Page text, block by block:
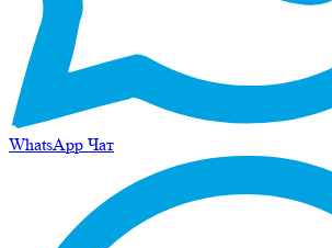
WhatsApp Чат